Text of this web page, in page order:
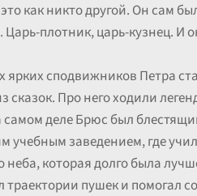
как никто другой. Он сам
Царь-плотник, царь-кузнец. И
ярких сподвижников Петра
Про него ходили
деле Брюс был
учебным заведением, где
неба, которая долго была
траектории пушек и помогал